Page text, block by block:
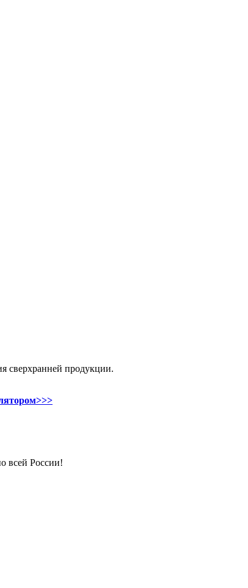
сверхранней продукции.
всей России!